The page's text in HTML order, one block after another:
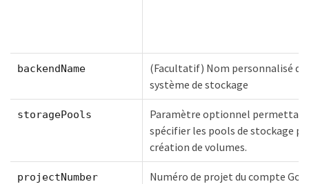
backendName
(Facultatif) Nom personnalisé du
système de stockage
storagePools
Paramètre optionnel
spécifier les pools de stockage
création de volumes.
projectNumber
Numéro de projet du compte